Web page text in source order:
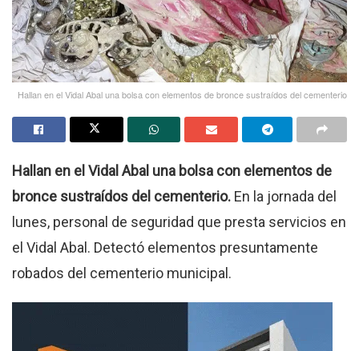
Hallan en el Vidal Abal una bolsa con elementos de bronce sustraídos del cementerio
Hallan en el Vidal Abal una bolsa con elementos de
bronce sustraídos del cementerio. En la jornada del
lunes, personal de seguridad que presta servicios en
el Vidal Abal. Detectó elementos presuntamente
robados del cementerio municipal.